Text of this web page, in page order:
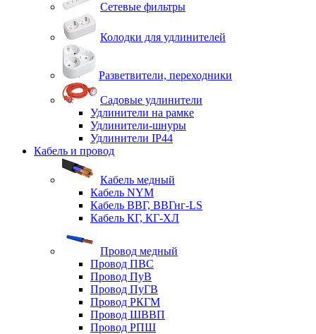
Сетевые фильтры
Колодки для удлинителей
Разветвители, переходники
Садовые удлинители
Удлинители на рамке
Удлинители-шнуры
Удлинители IP44
Кабель и провод
Кабель медный
Кабель NYM
Кабель ВВГ, ВВГнг-LS
Кабель КГ, КГ-ХЛ
Провод медный
Провод ПВС
Провод ПуВ
Провод ПуГВ
Провод РКГМ
Провод ШВВП
Провод РПШ